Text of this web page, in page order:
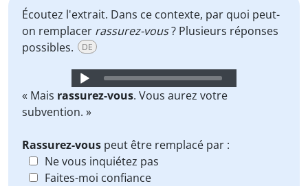
Écoutez l'extrait. Dans ce contexte, par quoi peut-
on remplacer rassurez-vous? Plusieurs réponses
possibles.
DE
Audio
Player
« Mais rassurez-vous. Vous aurez votre
subvention. »
Rassurez-vous peut être remplacé par :
Ne vous inquiétez pas
Faites-moi confiance